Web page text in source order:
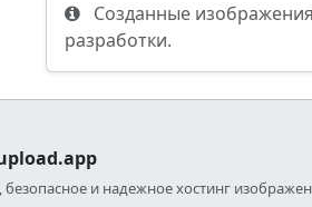
Созданные
разработки.
безопасное и надежное хостинг